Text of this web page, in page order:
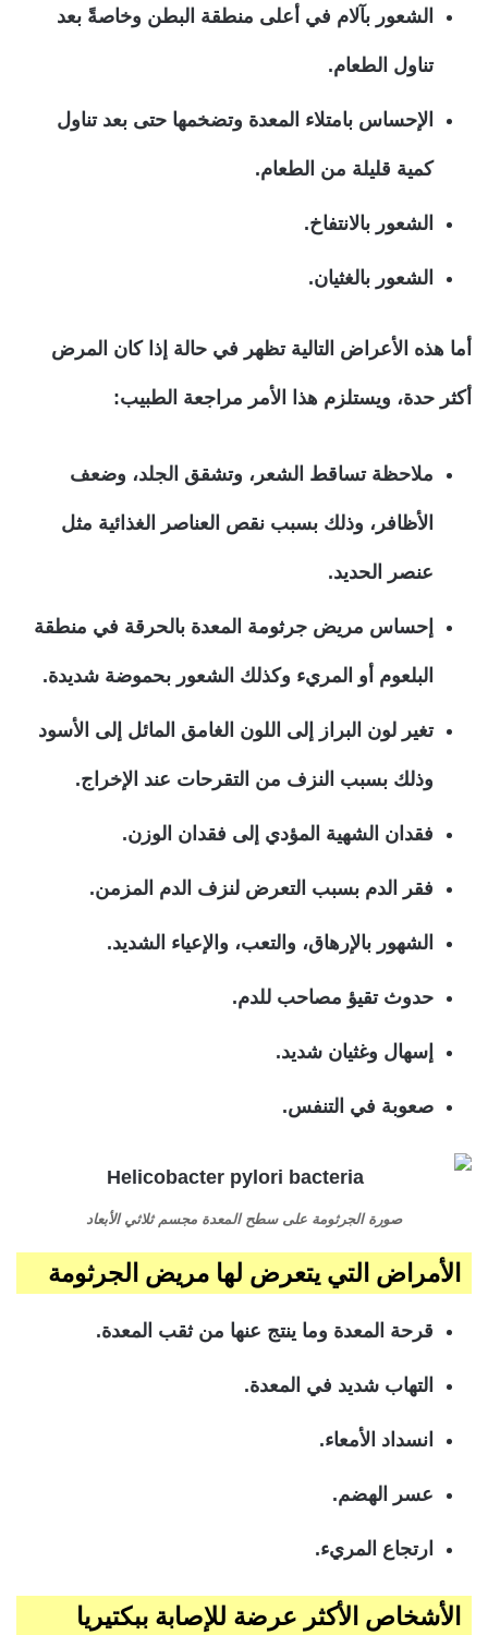
الشعور بآلام في أعلى منطقة البطن وخاصةً بعد
تناول الطعام.
الإحساس بامتلاء المعدة وتضخمها حتى بعد تناول
كمية قليلة من الطعام.
الشعور بالانتفاخ.
الشعور بالغثيان.
أما هذه الأعراض التالية تظهر في حالة إذا كان المرض
أكثر حدة، ويستلزم هذا الأمر مراجعة الطبيب:
ملاحظة تساقط الشعر، وتشقق الجلد، وضعف
الأظافر، وذلك بسبب نقص العناصر الغذائية مثل
عنصر الحديد.
إحساس مريض جرثومة المعدة بالحرقة في منطقة
البلعوم أو المريء وكذلك الشعور بحموضة شديدة.
تغير لون البراز إلى اللون الغامق المائل إلى الأسود
وذلك بسبب النزف من التقرحات عند الإخراج.
فقدان الشهية المؤدي إلى فقدان الوزن.
فقر الدم بسبب التعرض لنزف الدم المزمن.
الشهور بالإرهاق، والتعب، والإعياء الشديد.
حدوث تقيؤ مصاحب للدم.
إسهال وغثيان شديد.
صعوبة في التنفس.
صورة الجرثومة على سطح المعدة مجسم ثلاثي الأبعاد
الأمراض التي يتعرض لها مريض الجرثومة
قرحة المعدة وما ينتج عنها من ثقب المعدة.
التهاب شديد في المعدة.
انسداد الأمعاء.
عسر الهضم.
ارتجاع المريء.
الأشخاص الأكثر عرضة للإصابة ببكتيريا